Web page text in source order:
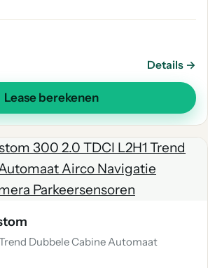
Details →
Lease berekenen
Dubbele Cabine Automaat